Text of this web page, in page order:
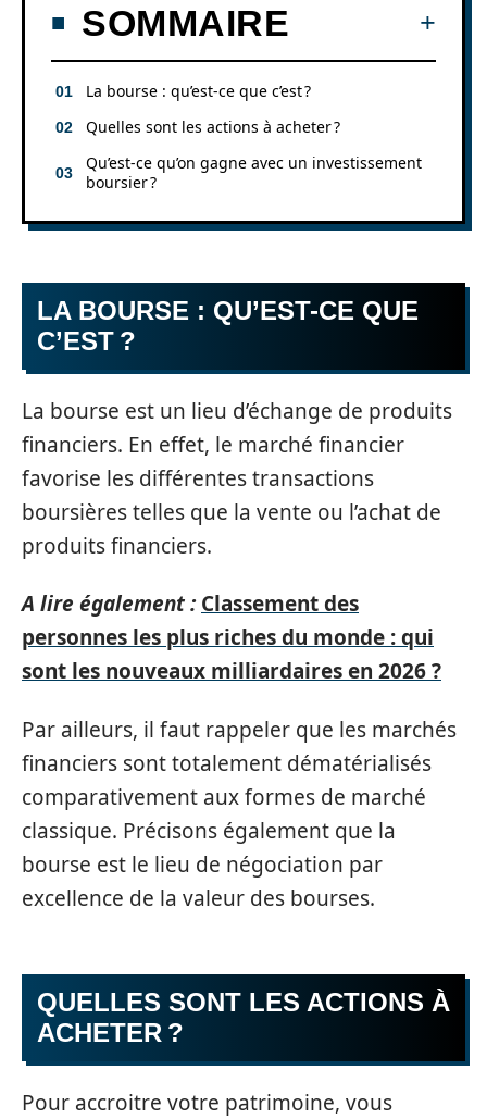
SOMMAIRE
La bourse : qu’est-ce que c’est ?
Quelles sont les actions à acheter ?
Qu’est-ce qu’on gagne avec un investissement
boursier ?
LA BOURSE : QU’EST-CE QUE
C’EST ?
La bourse est un lieu d’échange de produits
financiers. En effet, le marché financier
favorise les différentes transactions
boursières telles que la vente ou l’achat de
produits financiers.
A lire également : Classement des
personnes les plus riches du monde : qui
sont les nouveaux milliardaires en 2026 ?
Par ailleurs, il faut rappeler que les marchés
financiers sont totalement dématérialisés
comparativement aux formes de marché
classique. Précisons également que la
bourse est le lieu de négociation par
excellence de la valeur des bourses.
QUELLES SONT LES ACTIONS À
ACHETER ?
Pour accroitre votre patrimoine, vous